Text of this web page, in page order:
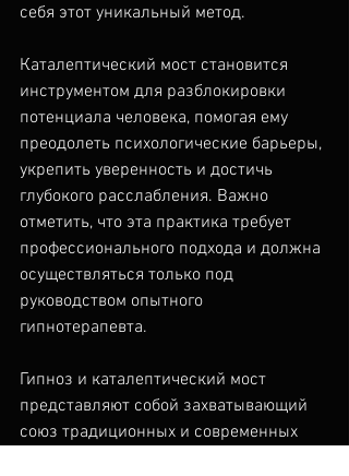
себя этот уникальный метод.
Каталептический мост становится
инструментом для разблокировки
потенциала человека, помогая ему
преодолеть психологические барьеры,
укрепить уверенность и достичь
глубокого расслабления. Важно
отметить, что эта практика требует
профессионального подхода и должна
осуществляться только под
руководством опытного
гипнотерапевта.
Гипноз и каталептический мост
представляют собой захватывающий
союз традиционных и современных